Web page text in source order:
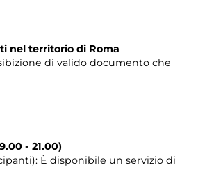
nel territorio di Roma
di valido documento che
- 21.00)
È disponibile un servizio di